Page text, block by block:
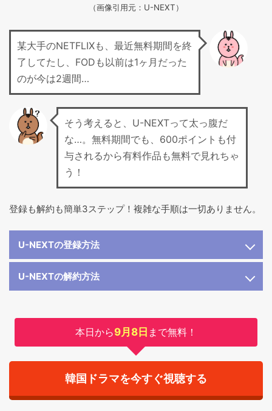
（画像引用元：U-NEXT）
某大手のNETFLIXも、最近無料期間を終
了してたし、FODも以前は1ヶ月だった
のが今は2週間…
そう考えると、U-NEXTって太っ腹だ
な…。無料期間でも、600ポイントも付
与されるから有料作品も無料で見れちゃ
う！
登録も解約も簡単3ステップ！複雑な手順は一切ありません。
U-NEXTの登録方法
U-NEXTの解約方法
本日から9月8日 まで無料！
韓国ドラマを今すぐ視聴する